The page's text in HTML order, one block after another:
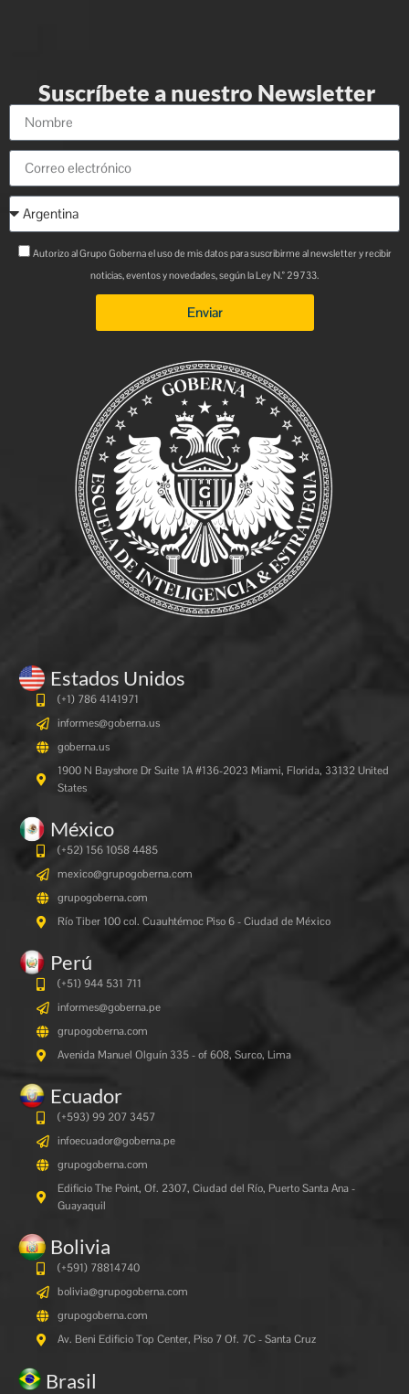
Suscríbete a nuestro Newsletter
Autorizo al Grupo Goberna el uso de mis datos para suscribirme al newsletter y recibir
noticias, eventos y novedades, según la Ley N.° 29733.
Enviar
Estados Unidos
(+1) 786 4141971
informes@goberna.us
goberna.us
1900 N Bayshore Dr Suite 1A #136-2023 Miami, Florida, 33132 United
States
México
(+52) 156 1058 4485
mexico@grupogoberna.com
grupogoberna.com
Río Tiber 100 col. Cuauhtémoc Piso 6 - Ciudad de México
Perú
(+51) 944 531 711
informes@goberna.pe
grupogoberna.com
Avenida Manuel Olguín 335 - of 608, Surco, Lima
Ecuador
(+593) 99 207 3457
infoecuador@goberna.pe
grupogoberna.com
Edificio The Point, Of. 2307, Ciudad del Río, Puerto Santa Ana -
Guayaquil
Bolivia
(+591) 78814740
bolivia@grupogoberna.com
grupogoberna.com
Av. Beni Edificio Top Center, Piso 7 Of. 7C - Santa Cruz
Brasil